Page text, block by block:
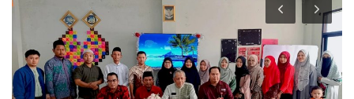
Inspirasi
Blog